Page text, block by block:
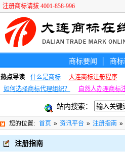
注册商标请拔 4001-858-996
商标要闻
商
热点导读 什么是商标 大连商标注册程序
如何选择商标代理组织？
自然人办理商标
站内搜索：
您的位置: 首页 » 资讯平台 » 注册指南 »
注册指南